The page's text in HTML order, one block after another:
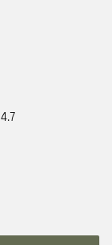
4.7